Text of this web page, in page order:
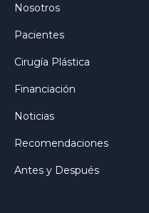
Nosotros
Pacientes
Cirugía Plástica
Financiación
Noticias
Recomendaciones
Antes y Después